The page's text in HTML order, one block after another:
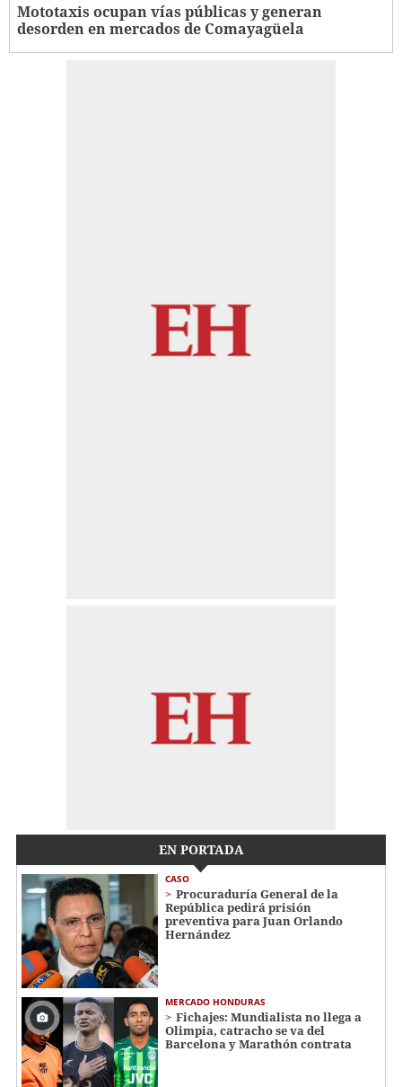
Mototaxis ocupan vías públicas y generan
desorden en mercados de Comayagüela
EN PORTADA
CASO
Procuraduría General de la
República pedirá prisión
preventiva para Juan Orlando
Hernández
MERCADO HONDURAS
Fichajes: Mundialista no llega a
Olimpia, catracho se va del
Barcelona y Marathón contrata